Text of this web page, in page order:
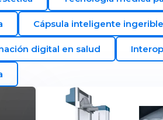
Cápsula inteligente ingerible
digital en salud